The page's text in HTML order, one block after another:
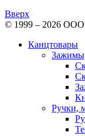
Вверх
© 1999 – 2026 ООО
Канцтовары
Ручки,